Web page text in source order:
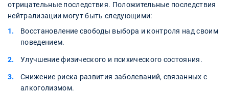
отрицательные последствия. Положительные последствия
нейтрализации могут быть следующими:
Восстановление свободы выбора и контроля над своим
поведением.
Улучшение физического и психического состояния.
Снижение риска развития заболеваний, связанных с
алкоголизмом.